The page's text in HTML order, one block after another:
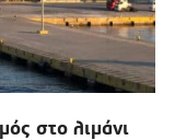
στο λιμάνι